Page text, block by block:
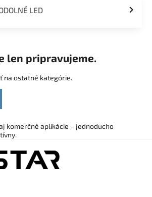
LED
len pripravujeme.
na ostatné kategórie.
komerčné aplikácie – jednoducho